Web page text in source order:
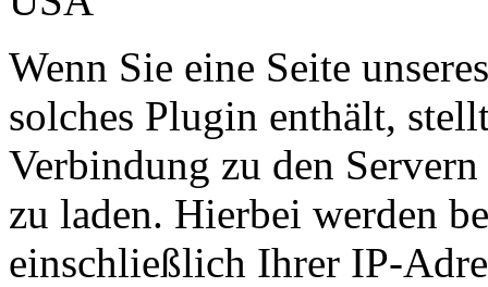
Wenn Sie eine Seite
solches Plugin enthält,
Verbindung zu den
zu laden. Hierbei werden
einschließlich Ihrer IP-